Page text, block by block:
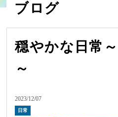
ブログ
穏やかな日常
～
2023/12/07
日常